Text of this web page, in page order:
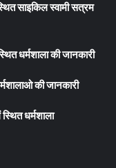
साइकिल स्वामी सत्रम
धर्मशाला की जानकारी
की जानकारी
धर्मशाला